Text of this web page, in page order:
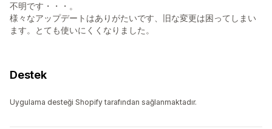
不明です・・・。
様々なアップデートはありがたいです、旧な変更は困ってしまい
ます。とても使いにくくなりました。
Destek
Uygulama desteği Shopify tarafından sağlanmaktadır.